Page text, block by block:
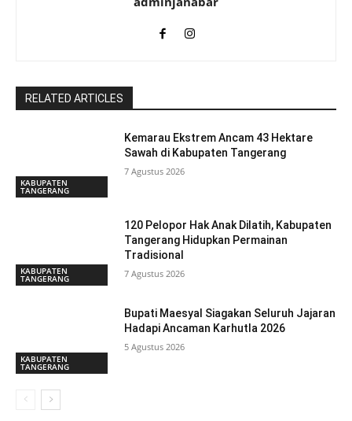
RELATED ARTICLES
KABUPATEN
TANGERANG
Kemarau Ekstrem Ancam 43 Hektare
Sawah di Kabupaten Tangerang
7 Agustus 2026
KABUPATEN
TANGERANG
120 Pelopor Hak Anak Dilatih, Kabupaten
Tangerang Hidupkan Permainan
Tradisional
7 Agustus 2026
KABUPATEN
TANGERANG
Bupati Maesyal Siagakan Seluruh Jajaran
Hadapi Ancaman Karhutla 2026
5 Agustus 2026